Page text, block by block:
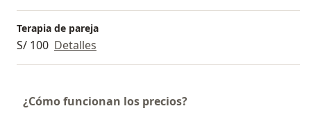
Terapia de pareja
S/ 100 Detalles
¿Cómo funcionan los precios?